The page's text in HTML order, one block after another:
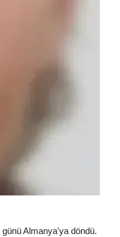
Almanya'ya döndü.